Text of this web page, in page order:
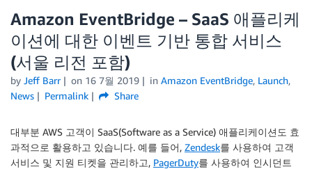
에디션
Amazon EventBridge – SaaS 애플리케
이션에 대한 이벤트 기반 통합 서비스
(서울 리전 포함)
by Jeff Barr on 16 7월 2019 in Amazon EventBridge, Launch,
News
Permalink Share
대부분 AWS 고객이 SaaS(Software as a Service) 애플리케이션도 효
과적으로 활용하고 있습니다. 예를 들어, Zendesk를 사용하여 고객
서비스 및 지원 티켓을 관리하고, PagerDuty를 사용하여 인시던트